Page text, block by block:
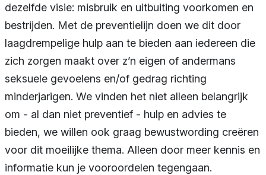
dezelfde visie: misbruik en uitbuiting voorkomen en
bestrijden. Met de preventielijn doen we dit door
laagdrempelige hulp aan te bieden aan iedereen die
zich zorgen maakt over z’n eigen of andermans
seksuele gevoelens en/of gedrag richting
minderjarigen. We vinden het niet alleen belangrijk
om - al dan niet preventief - hulp en advies te
bieden, we willen ook graag bewustwording creëren
voor dit moeilijke thema. Alleen door meer kennis en
informatie kun je vooroordelen tegengaan.